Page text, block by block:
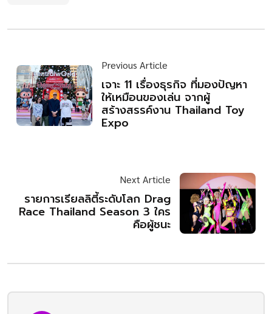
Previous Article
เจาะ 11 เรื่องธุรกิจ ที่มองปัญหา
ให้เหมือนของเล่น จากผู้
สร้างสรรค์งาน Thailand Toy
Expo
Next Article
รายการเรียลลิตี้ระดับโลก Drag
Race Thailand Season 3 ใคร
คือผู้ชนะ